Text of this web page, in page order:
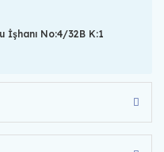
İşhanı No:4/32B K:1